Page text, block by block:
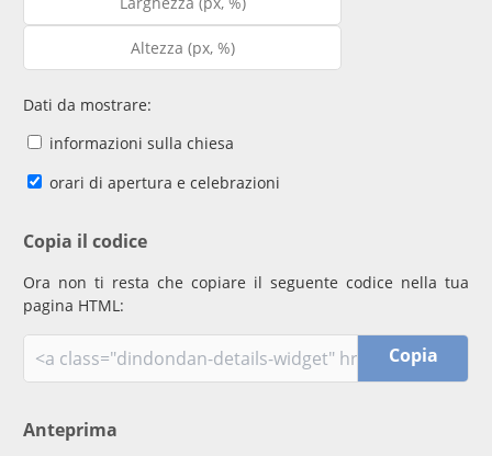
Dati da mostrare:
informazioni sulla chiesa
orari di apertura e celebrazioni
Copia il codice
Ora non ti resta che copiare il seguente codice nella tua
pagina HTML:
Copia
Anteprima